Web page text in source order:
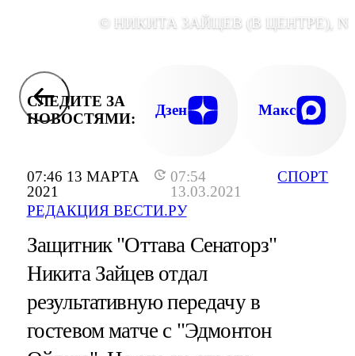
07:46 13 МАРТА
2021
07:54
13.03.2021
РЕДАКЦИЯ ВЕСТИ.РУ
СПОРТ
© НИКИТА ЗАЙЦЕВ (В ЦЕНТРЕ),
СЛЕДИТЕ ЗА
НОВОСТЯМИ:
Дзен Макс
Защитник "Оттава Сенаторз"
Никита Зайцев отдал
результативную передачу в
гостевом матче с "Эдмонтон